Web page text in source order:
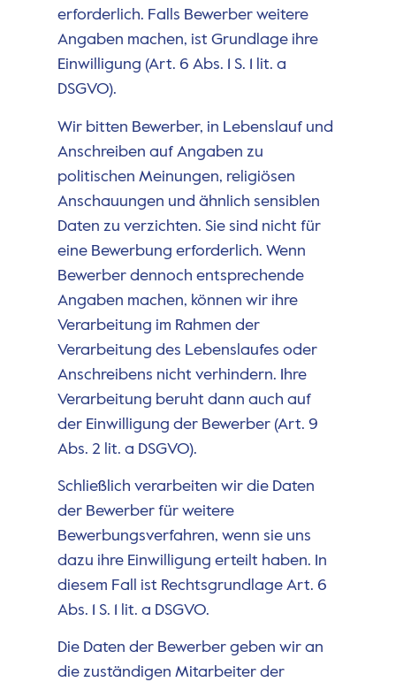
erforderlich. Falls Bewerber weitere
Angaben machen, ist Grundlage ihre
Einwilligung (Art. 6 Abs. 1 S. 1 lit. a
DSGVO).
Wir bitten Bewerber, in Lebenslauf und
Anschreiben auf Angaben zu
politischen Meinungen, religiösen
Anschauungen und ähnlich sensiblen
Daten zu verzichten. Sie sind nicht für
eine Bewerbung erforderlich. Wenn
Bewerber dennoch entsprechende
Angaben machen, können wir ihre
Verarbeitung im Rahmen der
Verarbeitung des Lebenslaufes oder
Anschreibens nicht verhindern. Ihre
Verarbeitung beruht dann auch auf
der Einwilligung der Bewerber (Art. 9
Abs. 2 lit. a DSGVO).
Schließlich verarbeiten wir die Daten
der Bewerber für weitere
Bewerbungsverfahren, wenn sie uns
dazu ihre Einwilligung erteilt haben. In
diesem Fall ist Rechtsgrundlage Art. 6
Abs. 1 S. 1 lit. a DSGVO.
Die Daten der Bewerber geben wir an
die zuständigen Mitarbeiter der